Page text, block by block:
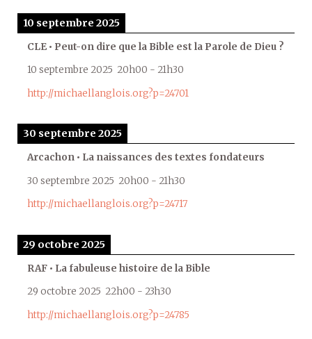
10 septembre 2025
CLE • Peut-on dire que la Bible est la Parole de Dieu ?
10 septembre 2025 20h00 - 21h30
http://michaellanglois.org?p=24701
30 septembre 2025
Arcachon • La naissances des textes fondateurs
30 septembre 2025 20h00 - 21h30
http://michaellanglois.org?p=24717
29 octobre 2025
RAF • La fabuleuse histoire de la Bible
29 octobre 2025 22h00 - 23h30
http://michaellanglois.org?p=24785